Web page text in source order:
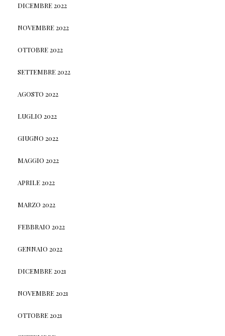
DICEMBRE 2022
NOVEMBRE 2022
OTTOBRE 2022
SETTEMBRE 2022
AGOSTO 2022
LUGLIO 2022
GIUGNO 2022
MAGGIO 2022
APRILE 2022
MARZO 2022
FEBBRAIO 2022
GENNAIO 2022
DICEMBRE 2021
NOVEMBRE 2021
OTTOBRE 2021